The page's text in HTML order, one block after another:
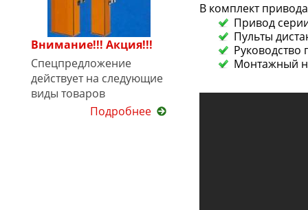
Внимание!!! Акция!!!
Спецпредложение
действует на следующие
виды товаров
Подробнее
В комплект
Привод
Пульты
Руководство
Монтажный